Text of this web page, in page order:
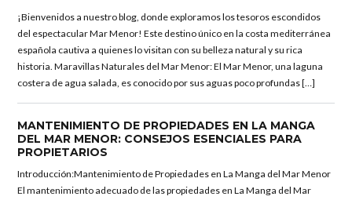
¡Bienvenidos a nuestro blog, donde exploramos los tesoros escondidos
del espectacular Mar Menor! Este destino único en la costa mediterránea
española cautiva a quienes lo visitan con su belleza natural y su rica
historia. Maravillas Naturales del Mar Menor: El Mar Menor, una laguna
costera de agua salada, es conocido por sus aguas poco profundas […]
MANTENIMIENTO DE PROPIEDADES EN LA MANGA
DEL MAR MENOR: CONSEJOS ESENCIALES PARA
PROPIETARIOS
Introducción:Mantenimiento de Propiedades en La Manga del Mar Menor
El mantenimiento adecuado de las propiedades en La Manga del Mar